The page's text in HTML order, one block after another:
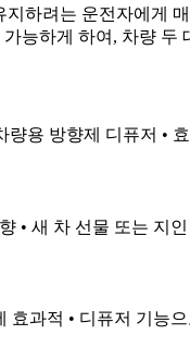
하려는 운전자에게
능하게 하여, 차량
량용 방향제 디퓨저 •
• 새 차 선물 또는 지
과적 • 디퓨저 기능